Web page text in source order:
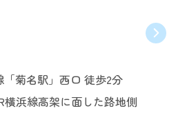
菊名駅」西口 徒歩2分
横浜線高架に面した路地側